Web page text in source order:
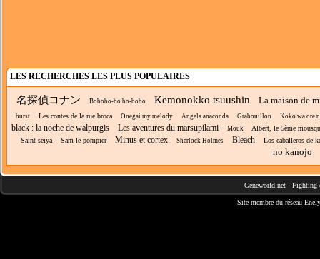
LES RECHERCHES LES PLUS POPULAIRES
名探偵コナン Bobobo-bo bo-bobo Kemonokko tsuushin La maison de
burst Les contes de la rue broca Onegai my melody Angela anaconda Grabouillon Koko wa ore
black : la noche de walpurgis Les aventures du marsupilami Mouk
Albert, le 5ème
Saint seiya
Sam le pompier Minus et cortex Sherlock Holmes Bleach Los caballeros de
no kanojo
Geneworld.net - Fighting
Site membre du réseau